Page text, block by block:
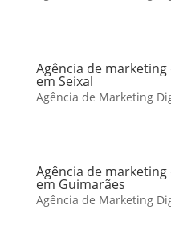
Agência de
em Seixal
Agência de Marketing
Agência de
em Guimarães
Agência de Marketing